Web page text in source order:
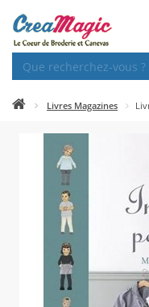
Livres Magazines